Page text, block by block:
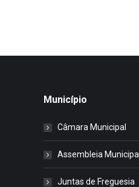
Município
Câmara Municipal
Assembleia Municipal
Juntas de Freguesia